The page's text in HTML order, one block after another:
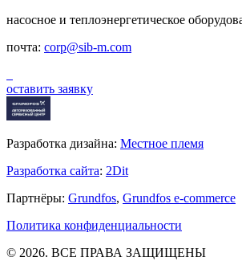
насосное и теплоэнергетическое
почта: corp@sib-m.com
оставить заявку
Разработка дизайна: Местное племя
Разработка сайта: 2Dit
Партнёры: Grundfos, Grundfos e-commerce
Политика конфиденциальности
© 2026. ВСЕ ПРАВА ЗАЩИЩЕНЫ